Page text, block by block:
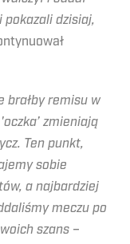
pokazali dzisiaj,
brałby remisu w
zmieniają
Ten punkt,
sobie
a najbardziej
meczu po
szans –